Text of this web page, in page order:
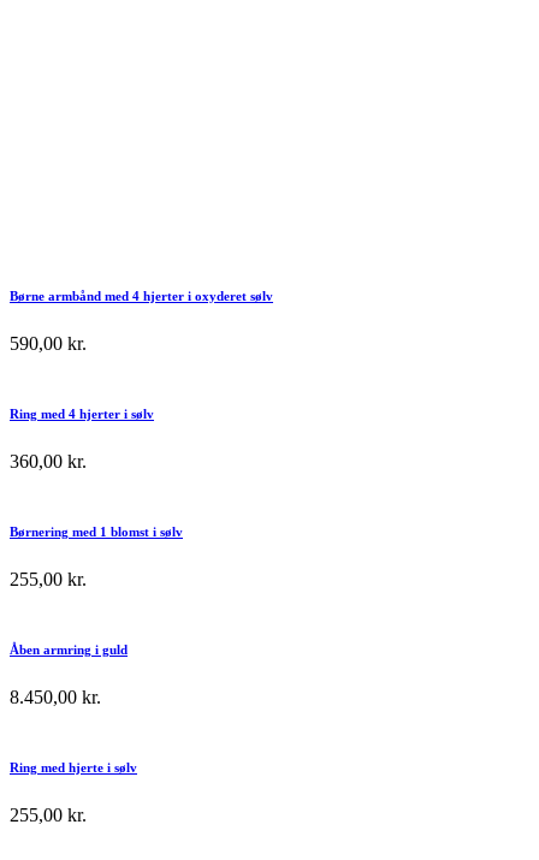
Børne armbånd med 4 hjerter i oxyderet sølv
590,00 kr.
Ring med 4 hjerter i sølv
360,00 kr.
Børnering med 1 blomst i sølv
255,00 kr.
Åben armring i guld
8.450,00 kr.
Ring med hjerte i sølv
255,00 kr.